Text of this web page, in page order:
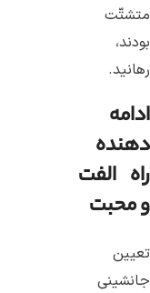
متشتّت
بودند،
رهانید.
ادامه
دهنده
راه الفت
و محبت
تعیین
جانشینی